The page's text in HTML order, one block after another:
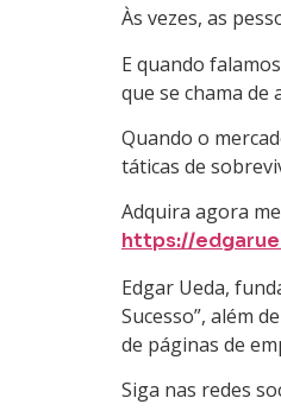
Às vezes, as
E quando
que se chama de
Quando o
táticas de
Adquira agora
https://
Edgar Ueda,
Sucesso”, além
de páginas de
Siga nas redes